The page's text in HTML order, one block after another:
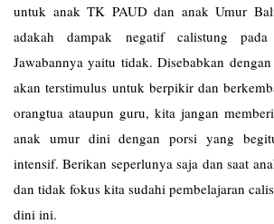
untuk anak TK PAUD dan anak Umur
adakah dampak negatif calistung
Jawabannya yaitu tidak. Disebabkan
akan terstimulus untuk berpikir dan
orangtua ataupun guru, kita jangan
anak umur dini dengan porsi yang
intensif. Berikan seperlunya saja dan saat
dan tidak fokus kita sudahi pembelajaran
dini ini.